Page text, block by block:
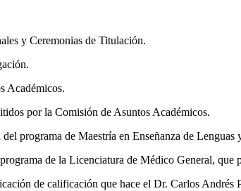
y Ceremonias de Titulación.
Académicos.
por la Comisión de Asuntos Académicos.
programa de Maestría en Enseñanza de
de la Licenciatura de Médico General, que
de calificación que hace el Dr. Carlos Andrés